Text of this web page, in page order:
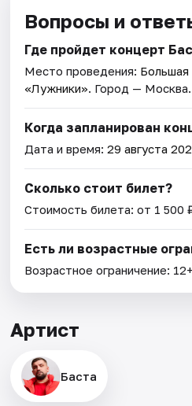
Вопросы и
Где пройдет концерт
Место проведения: Большая
«Лужники». Город — Москва.
Когда запланирован
Дата и время:29 августа
Сколько стоит билет?
Стоимость билета: от 1 500
Есть ли возрастные
Возрастное ограничение:
Артист
Баста